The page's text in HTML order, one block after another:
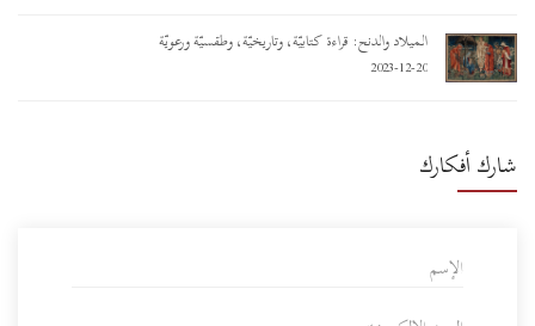
الميلاد والدنح: قراءة كتابيّة، وتاريخيّة، وطقسيّة ورعويّة
2023-12-20
شارك أفكارك